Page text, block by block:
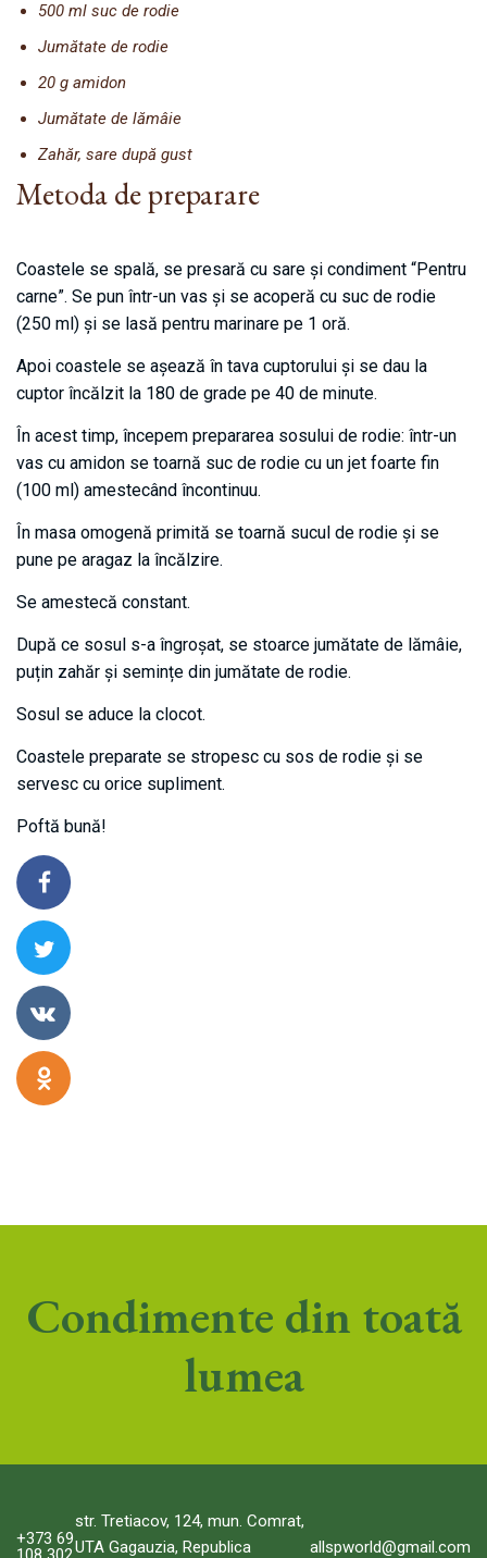
500 ml suc de rodie
Jumătate de rodie
20 g amidon
Jumătate de lămâie
Zahăr, sare după gust
Metoda de preparare
Coastele se spală, se presară cu sare și condiment “Pentru
carne”. Se pun într-un vas și se acoperă cu suc de rodie
(250 ml) și se lasă pentru marinare pe 1 oră.
Apoi coastele se așează în tava cuptorului și se dau la
cuptor încălzit la 180 de grade pe 40 de minute.
În acest timp, începem prepararea sosului de rodie: într-un
vas cu amidon se toarnă suc de rodie cu un jet foarte fin
(100 ml) amestecând încontinuu.
În masa omogenă primită se toarnă sucul de rodie și se
pune pe aragaz la încălzire.
Se amestecă constant.
După ce sosul s-a îngroșat, se stoarce jumătate de lămâie,
puțin zahăr și semințe din jumătate de rodie.
Sosul se aduce la clocot.
Coastele preparate se stropesc cu sos de rodie și se
servesc cu orice supliment.
Poftă bună!
Condimente din toată
lumea
+373 69
str. Tretiacov, 124, mun. Comrat,
UTA Gagauzia, Republica
allspworld@gmail.com